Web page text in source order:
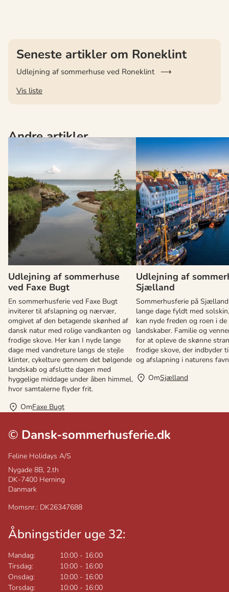
Seneste artikler om Roneklint
Udlejning af sommerhuse ved Roneklint
Vis liste
Andre artikler
Udlejning af sommerhuse
ved Faxe Bugt
En sommerhusferie ved Faxe Bugt
inviterer til afslapning og nærvær,
omgivet af den betagende skønhed af
dansk natur med rolige vandkanten og
frodige skove. Her kan I nyde lange
dage med vandreture langs de stejle
klinter, cykelture gennem det bølgende
landskab og afslutte dagen med
hyggelige middage under åben himmel,
hvor samtalerne flyder frit.
OmFaxe Bugt
Udlejning af
Sjælland
Sommerhusferie på
lange dage fyldt med
kan nyde freden og roen i
landskaber. Familie og
for at opleve de skønne
frodige skove, der indbyder
og afslapning i naturens
OmSjælland
© Dansk-sommerhusferie.dk
Feline Holidays A/S
Nygade 8B, 2.th
DK-7400 Herning
Danmark
Momsnr.: DK26347688
Åbningstider uge 32:
Mandag: 10:00 - 16:00
Tirsdag:
10:00 - 16:00
Onsdag:
10:00 - 16:00
Torsdag:
10:00 - 16:00